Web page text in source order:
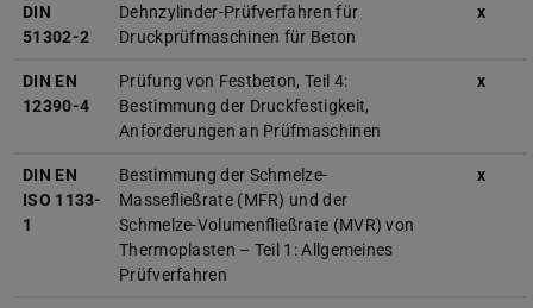
DIN
51302-2
Dehnzylinder-Prüfverfahren für
Druckprüfmaschinen für Beton
x
DIN EN
12390-4
Prüfung von Festbeton, Teil 4:
Bestimmung der Druckfestigkeit,
Anforderungen an Prüfmaschinen
x
DIN EN
ISO 1133-
1
Bestimmung der Schmelze-
Massefließrate (MFR) und der
Schmelze-Volumenfließrate (MVR) von
Thermoplasten – Teil 1: Allgemeines
Prüfverfahren
x